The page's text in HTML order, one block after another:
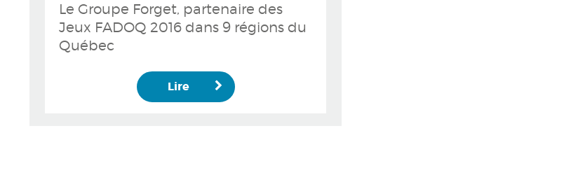
Le Groupe Forget, partenaire des
Jeux FADOQ 2016 dans 9 régions du
Québec
Lire